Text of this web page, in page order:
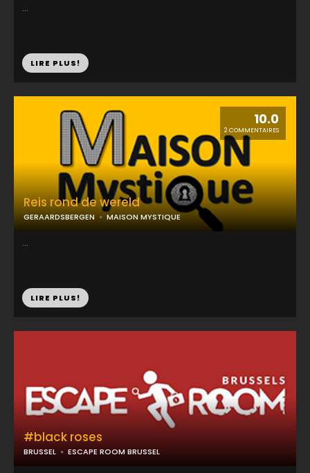
...
LIRE PLUS!
10.0
2 COMMENTAIRES
Reis rond de wereld
GERAARDSBERGEN MAISON MYSTIQUE
...
LIRE PLUS!
#black roses
BRUSSEL ESCAPE ROOM BRUSSEL